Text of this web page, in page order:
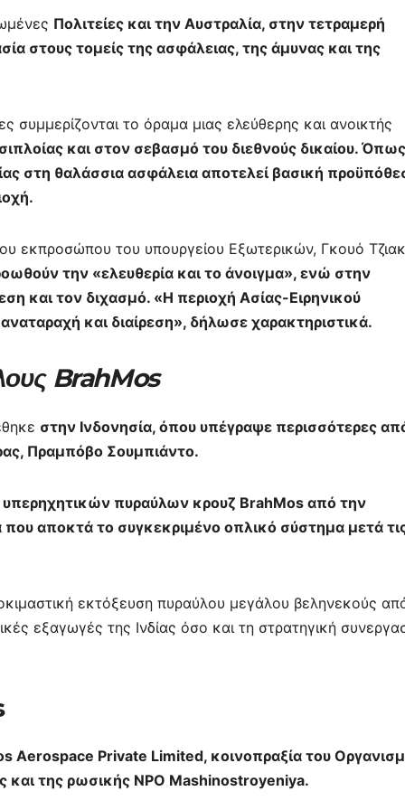
Πολιτείες και την Αυστραλία, στην τετραμερή
στους τομείς της ασφάλειας, της άμυνας και της
συμμερίζονται το όραμα μιας ελεύθερης και ανοικτής
και στον σεβασμό του διεθνούς δικαίου. Όπως
στη θαλάσσια ασφάλεια αποτελεί βασική
εκπροσώπου του υπουργείου Εξωτερικών, Γκουό
την «ελευθερία και το άνοιγμα», ενώ στην
και τον διχασμό. «Η περιοχή Ασίας-Ειρηνικού
και διαίρεση», δήλωσε χαρακτηριστικά.
BrahMos
στην Ινδονησία, όπου υπέγραψε περισσότερες
Πραμπόβο Σουμπιάντο.
πυραύλων κρουζ BrahMos από την
που αποκτά το συγκεκριμένο οπλικό σύστημα μετά
εκτόξευση πυραύλου μεγάλου βεληνεκούς
εξαγωγές της Ινδίας όσο και τη στρατηγική
Aerospace Private Limited, κοινοπραξία του
και της ρωσικής NPO Mashinostroyeniya.